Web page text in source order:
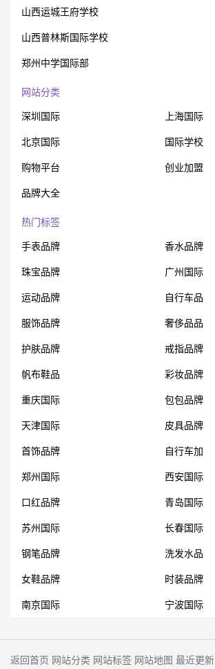
山西运城王府学校
山西普林斯国际学校
郑州中学国际部
网站分类
深圳国际 上海国际
北京国际 国际学校
购物平台 创业加盟
品牌大全
热门标签
手表品牌 香水品牌
珠宝品牌 广州国际
运动品牌 自行车品
服饰品牌 奢侈品品
护肤品牌 戒指品牌
帆布鞋品 彩妆品牌
重庆国际 包包品牌
天津国际 皮具品牌
首饰品牌 自行车加
郑州国际 西安国际
口红品牌 青岛国际
苏州国际 长春国际
钢笔品牌 洗发水品
女鞋品牌 时装品牌
南京国际 宁波国际
返回首页 网站分类 网站标签 网站地图 最近更新